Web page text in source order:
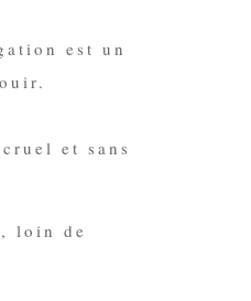
est un
et sans
loin de